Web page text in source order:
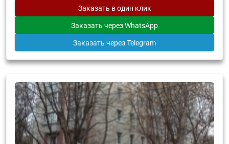
Заказать в один клик
Заказать через WhatsApp
Заказать через Telegram